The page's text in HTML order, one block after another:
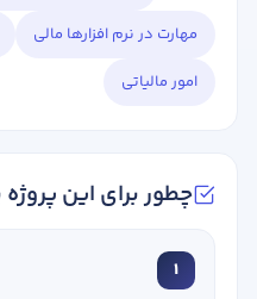
مهارت در نرم افزارها مالی
امور مالیاتی
چطور برای این
1